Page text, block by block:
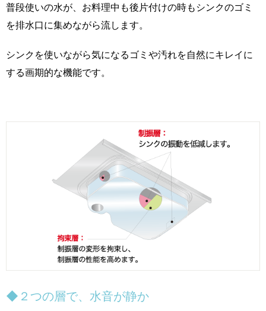
普段使いの水が、お料理中も後片付けの時もシンクのゴミ
を排水口に集めながら流します。
シンクを使いながら気になるゴミや汚れを自然にキレイに
する画期的な機能です。
◆２つの層で、水音が静か